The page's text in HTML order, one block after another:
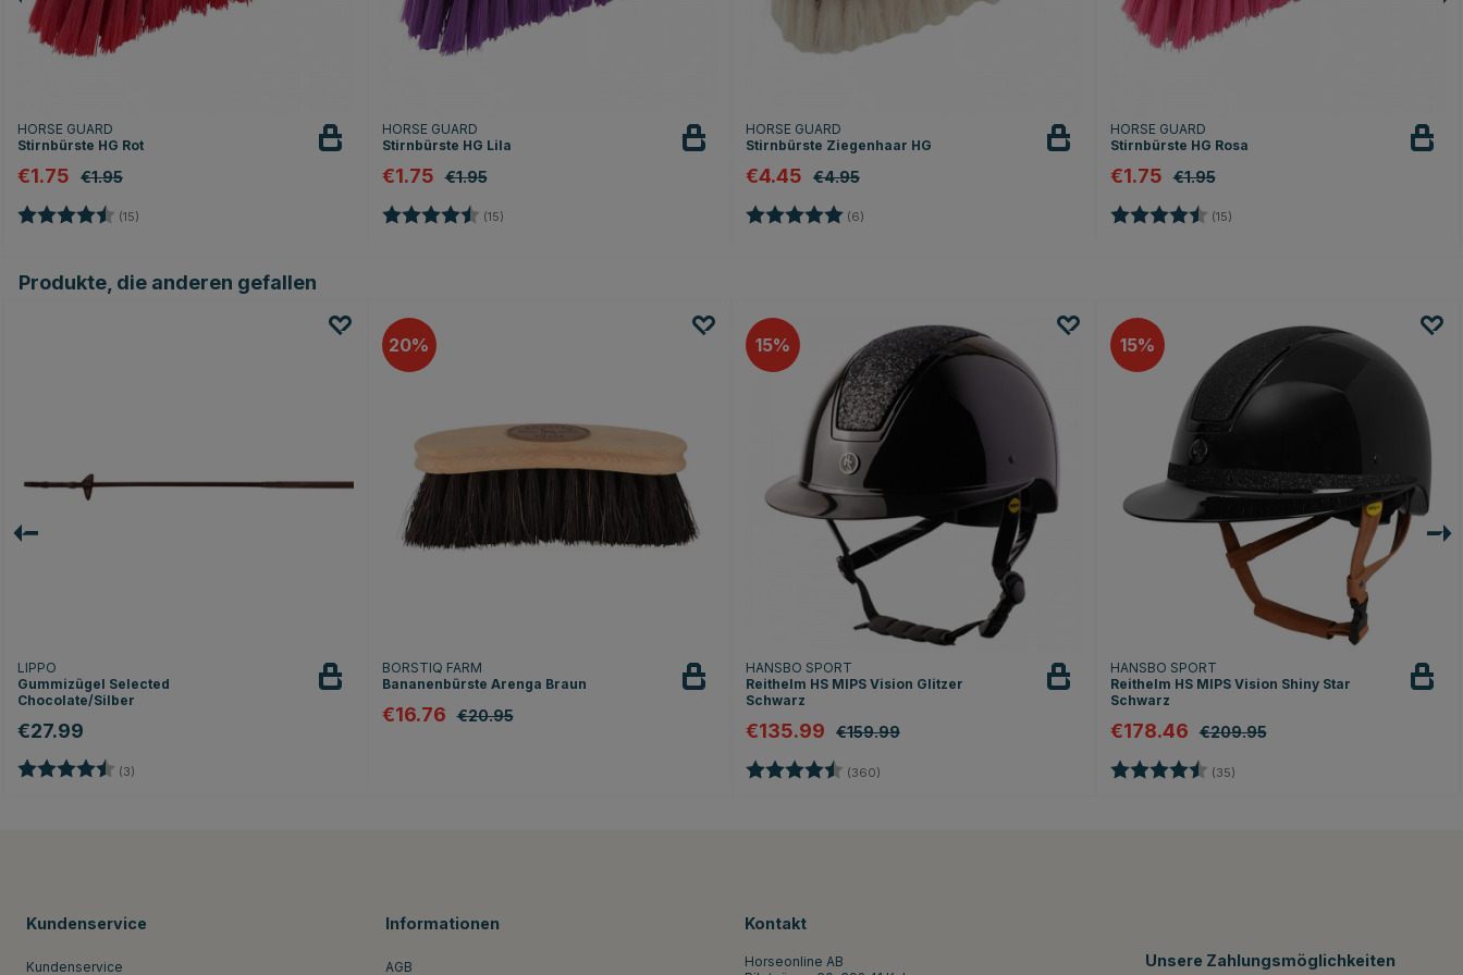
HORSE GUARD
Stirnbürste HG Rot
€1.75 €1.95
Bewertung: (15)
HORSE GUARD
Stirnbürste HG Lila
€1.75 €1.95
Bewertung: (15)
HORSE GUARD
Stirnbürste Ziegenhaar HG
€4.45 €4.95
Bewertung: (6)
HORSE GUARD
Stirnbürste HG Rosa
€1.75 €1.95
Bewertung: (15)
Produkte, die anderen gefallen
LIPPO
Gummizügel Selected
Chocolate/Silber
€27.99
Bewertung: (3)
20
BORSTIQ FARM
Bananenbürste Arenga Braun
€16.76 €20.95
15
HANSBO SPORT
Reithelm HS MIPS Vision Glitzer
Schwarz
€135.99 €159.99
Bewertung: (360)
15
HANSBO SPORT
Reithelm HS MIPS Vision Shiny Star
Schwarz
€178.46 €209.95
Bewertung: (35)
Kundenservice
Kundenservice
Informationen
AGB
Kontakt
Horseonline AB
Unsere Zahlungsmöglichkeiten